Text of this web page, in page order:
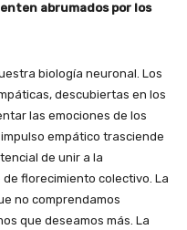
abrumados por los
biología neuronal. Los
descubiertas en los
las emociones de los
empático trasciende
de unir a la
florecimiento colectivo. La
no comprendamos
que deseamos más. La